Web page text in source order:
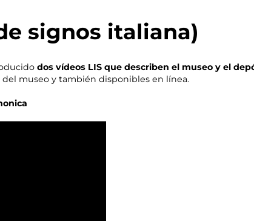
signos italiana)
dos vídeos LIS que describen el museo y el
museo y también disponibles en línea.